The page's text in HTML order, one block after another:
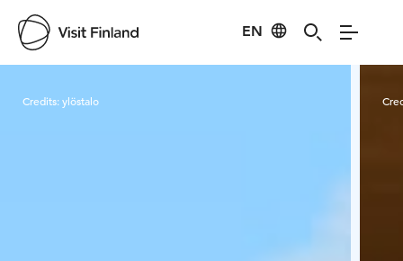
EN
Credits:ylöstalo